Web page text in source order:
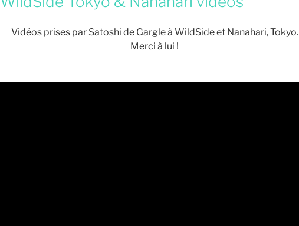
Vidéos prises par Satoshi de Gargle à WildSide et Nanahari, Tokyo.
Merci à lui !